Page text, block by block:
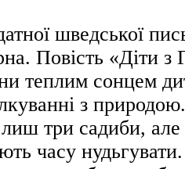
шведської
Повість «Діти з
теплим сонцем
з
три садиби, але
часу